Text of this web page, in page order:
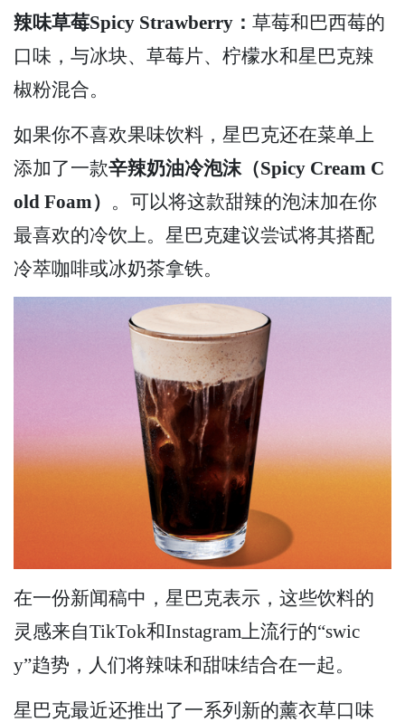
辣味草莓Spicy Strawberry： 草莓和巴西莓的
口味，与冰块、草莓片、柠檬水和星巴克辣
椒粉混合。
如果你不喜欢果味饮料，星巴克还在菜单上
添加了一款辛辣奶油冷泡沫（Spicy Cream C
old Foam） 。可以将这款甜辣的泡沫加在你
最喜欢的冷饮上。星巴克建议尝试将其搭配
冷萃咖啡或冰奶茶拿铁。
在一份新闻稿中，星巴克表示，这些饮料的
灵感来自TikTok和Instagram上流行的“swic
y”趋势，人们将辣味和甜味结合在一起。
星巴克最近还推出了一系列新的薰衣草口味